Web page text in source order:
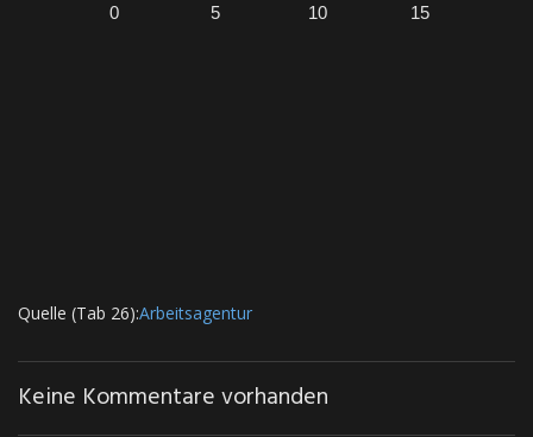
0 5 10 15
Quelle (Tab 26):Arbeitsagentur
Keine Kommentare vorhanden